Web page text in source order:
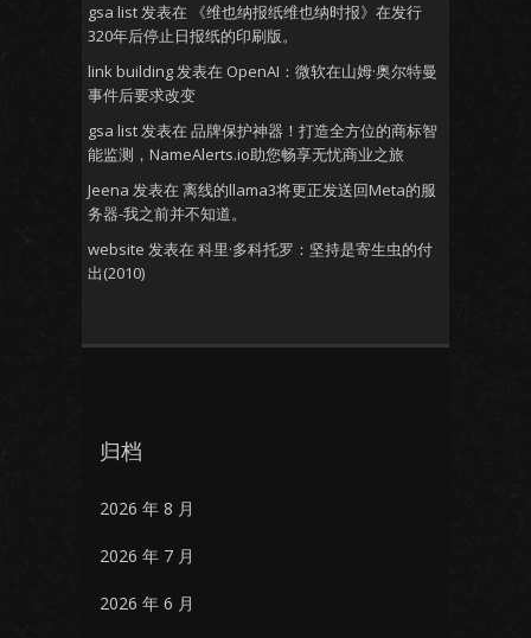
gsa list发表在
《维也纳报纸维也纳时报》在发行
320年后停止日报纸的印刷版。
link building发表在 OpenAI：微软在山姆·奥尔特曼
事件后要求改变
gsa list发表在 品牌保护神器！打造全方位的商标智
能监测，NameAlerts.io助您畅享无忧商业之旅
Jeena 发表在 离线的llama3将更正发送回Meta的服
务器-我之前并不知道。
website 发表在 科里·多科托罗：坚持是寄生虫的付
出(2010)
归档
2026 年 8 月
2026 年 7 月
2026 年 6 月